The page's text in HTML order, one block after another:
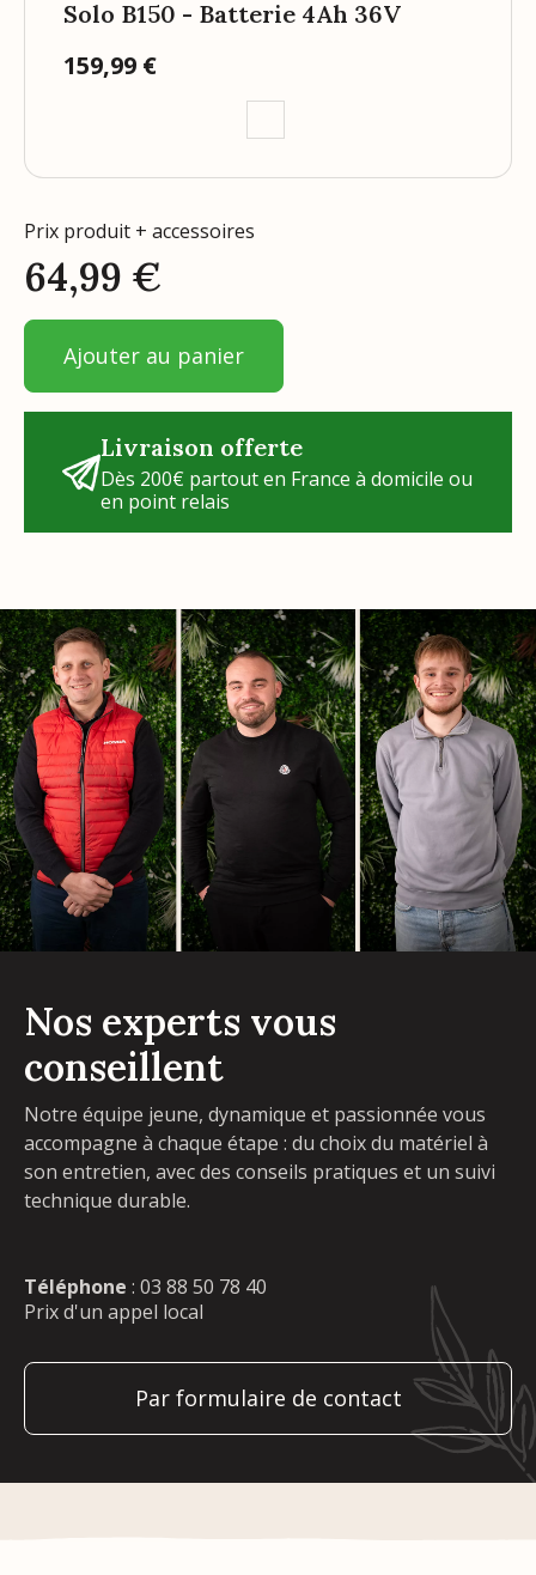
Solo B150 - Batterie 4Ah 36V
Prix
159,99 €
Livraison offerte
Dès 200€ partout en France à domicile ou
en point relais
Prix produit + accessoires
64,99 €
Ajouter au panier
Nos experts vous
conseillent
Notre équipe jeune, dynamique et passionnée vous
accompagne à chaque étape : du choix du matériel à
son entretien, avec des conseils pratiques et un suivi
technique durable.
Téléphone : 03 88 50 78 40
Prix d'un appel local
Par formulaire de contact